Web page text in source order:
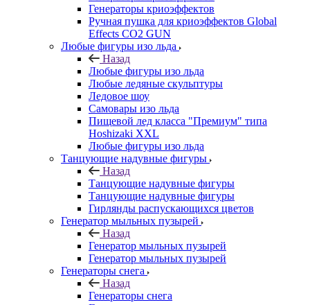
Генераторы криоэффектов
Ручная пушка для криоэффектов Global
Effects CO2 GUN
Любые фигуры изо льда
Назад
Любые фигуры изо льда
Любые ледяные скульптуры
Ледовое шоу
Самовары изо льда
Пищевой лед класса "Премиум" типа
Hoshizaki XXL
Любые фигуры изо льда
Танцующие надувные фигуры
Назад
Танцующие надувные фигуры
Танцующие надувные фигуры
Гирлянды распускающихся цветов
Генератор мыльных пузырей
Назад
Генератор мыльных пузырей
Генератор мыльных пузырей
Генераторы снега
Назад
Генераторы снега